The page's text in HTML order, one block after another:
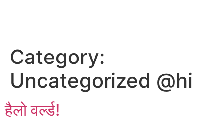
Category:
Uncategorized @hi
हैलो वर्ल्ड!